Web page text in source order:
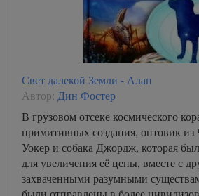
Свет далекой Земли - Алан
Автор: Дин Фостер
В грузовом отсеке космического
примитивных создания, оптовик
Уокер и собака Джордж, которая
для увеличения её цены, вместе с
захваченными разумными